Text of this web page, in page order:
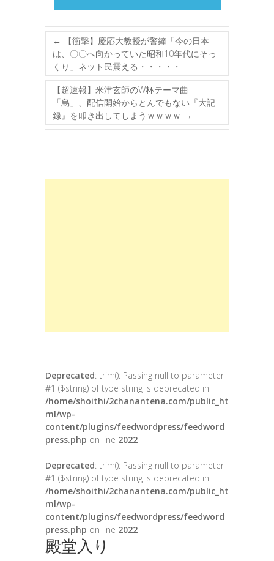
←
【衝撃】慶応大教授が警鐘「今の日本
は、〇〇へ向かっていた昭和10年代にそっ
くり」ネット民震える・・・・・
【超速報】米津玄師のW杯テーマ曲
「烏」、配信開始からとんでもない『大記
録』を叩き出してしまうｗｗｗｗ →
Deprecated: trim(): Passing null to parameter
#1 ($string) of type string is deprecated in
/home/shoithi/2chanantena.com/public_ht
ml/wp-
content/plugins/feedwordpress/feedword
press.php on line 2022
Deprecated: trim(): Passing null to parameter
#1 ($string) of type string is deprecated in
/home/shoithi/2chanantena.com/public_ht
ml/wp-
content/plugins/feedwordpress/feedword
press.php on line 2022
殿堂入り